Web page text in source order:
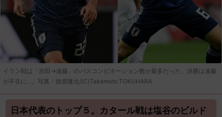
イラン戦は「吉田→遠藤」のパスコンビネーション数が最多だった。決勝は遠藤
が不在に…。写真：徳原隆元/(C)Takamoto TOKUHARA
日本代表のトップ５。カタール戦は塩谷のビルド